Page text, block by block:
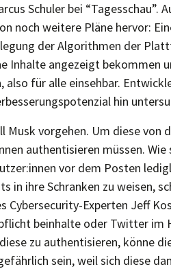
Schuler bei “Tagesschau”.
noch weitere Pläne hervor:
der Algorithmen der
Inhalte angezeigt bekommen
also für alle einsehbar.
hin
Musk vorgehen. Um diese von
authentisieren müssen.
vor dem Posten
in ihre Schranken zu weisen,
Cybersecurity-Experten Jeff
beinhalte oder Twitter im
zu authentisieren, könne
sein, weil sich diese